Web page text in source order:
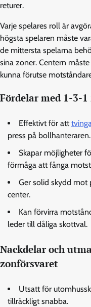
returer.
Varje spelares roll är
högsta spelaren måste
de mittersta spelarna
sina zoner. Centern
kunna förutse
Fördelar med 1-3-
Effektivt för att
press på bollhanteraren.
Skapar möjligheter
förmåga att fånga
Ger solid skydd mot
center.
Kan förvirra
leder till dåliga skottval.
Nackdelar och
zonförsvaret
Utsatt för
tillräckligt snabba.